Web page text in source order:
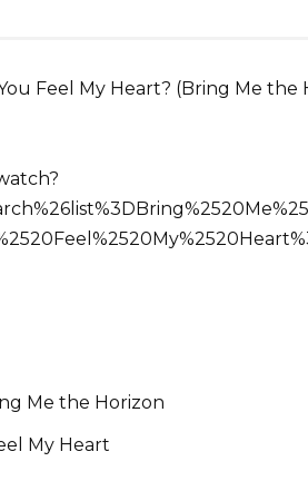
Feel My Heart? (Bring Me the
Me the Horizon
My Heart